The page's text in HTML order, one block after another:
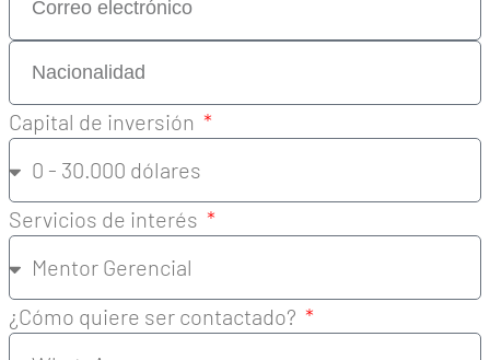
+1
Capital de inversión
Servicios de interés
¿Cómo quiere ser contactado?